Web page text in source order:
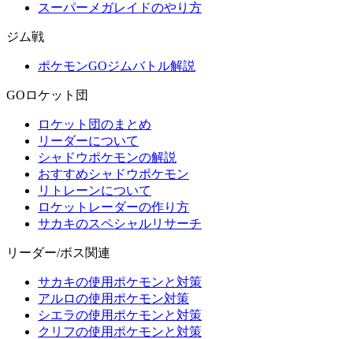
スーパーメガレイドのやり方
ジム戦
ポケモンGOジムバトル解説
GOロケット団
ロケット団のまとめ
リーダーについて
シャドウポケモンの解説
おすすめシャドウポケモン
リトレーンについて
ロケットレーダーの作り方
サカキのスペシャルリサーチ
リーダー/ボス関連
サカキの使用ポケモンと対策
アルロの使用ポケモン対策
シエラの使用ポケモンと対策
クリフの使用ポケモンと対策